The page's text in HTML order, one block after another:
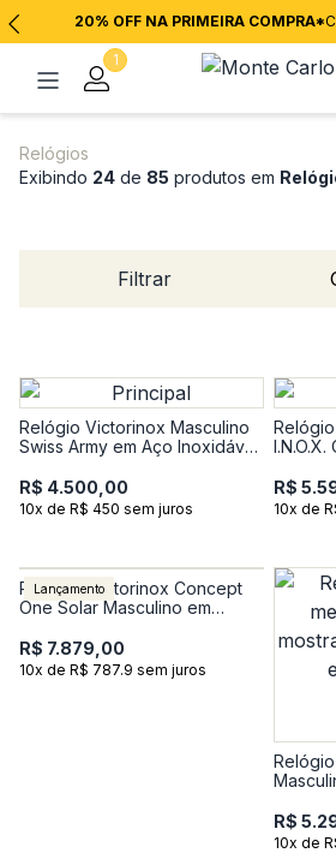
20% OFF NA PRIMEIRA COMPRA*
1
Relógios
Exibindo 24 de 85 produtos em
Filtrar
Relógio Victorinox Masculino
Swiss Army em Aço Inoxidável
R$ 4.500,00
10x de R$ 450 sem juros
R$
10x de
Lançamento
Relógio Vicitorinox Concept
One Solar Masculino em
R$ 7.879,00
10x de R$ 787.9 sem juros
R$
10x de